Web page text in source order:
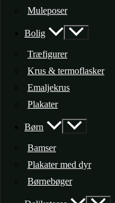
Muleposer
Bolig
Træfigurer
Krus & termoflasker
Emaljekrus
Plakater
Børn
Bamser
Plakater med dyr
Børnebøger